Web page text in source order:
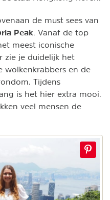
de must sees van
Peak. Vanaf de top
meest iconische
zie je duidelijk het
wolkenkrabbers en de
Tijdens
is het hier extra mooi.
veel mensen de